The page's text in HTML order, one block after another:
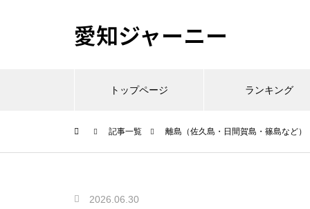
愛知ジャーニー
トップページ ランキング
記事一覧 離島（佐久島・日間賀島・篠島など）
2026.06.30